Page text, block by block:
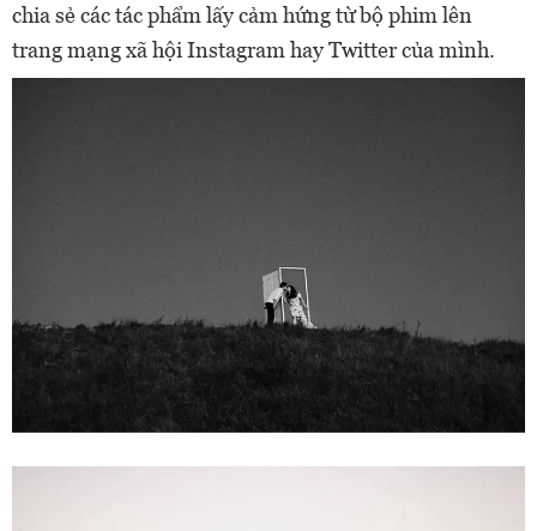
chia sẻ các tác phẩm lấy cảm hứng từ bộ phim lên
trang mạng xã hội Instagram hay Twitter của mình.